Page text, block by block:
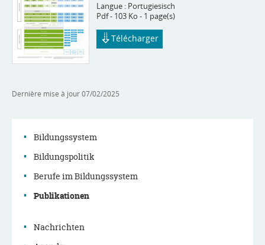
Langue : Portugiesisch
Pdf - 103 Ko - 1 page(s)
Télécharger
Dernière mise à jour07/02/2025
Navigationsmenü
Bildungssystem
Bildungspolitik
Berufe im Bildungssystem
Publikationen
Nachrichten